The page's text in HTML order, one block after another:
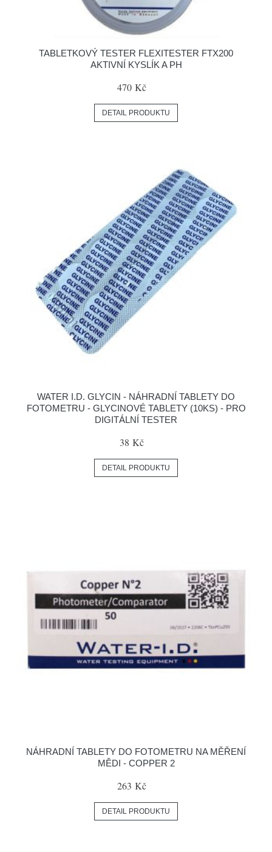
TABLETKOVÝ TESTER FLEXITESTER FTX200
AKTIVNÍ KYSLÍK A PH
470 Kč
DETAIL PRODUKTU
WATER I.D. GLYCIN - NÁHRADNÍ TABLETY DO
FOTOMETRU - GLYCINOVÉ TABLETY (10KS) - PRO
DIGITÁLNÍ TESTER
38 Kč
DETAIL PRODUKTU
NÁHRADNÍ TABLETY DO FOTOMETRU NA MĚŘENÍ
MĚDI - COPPER 2
263 Kč
DETAIL PRODUKTU